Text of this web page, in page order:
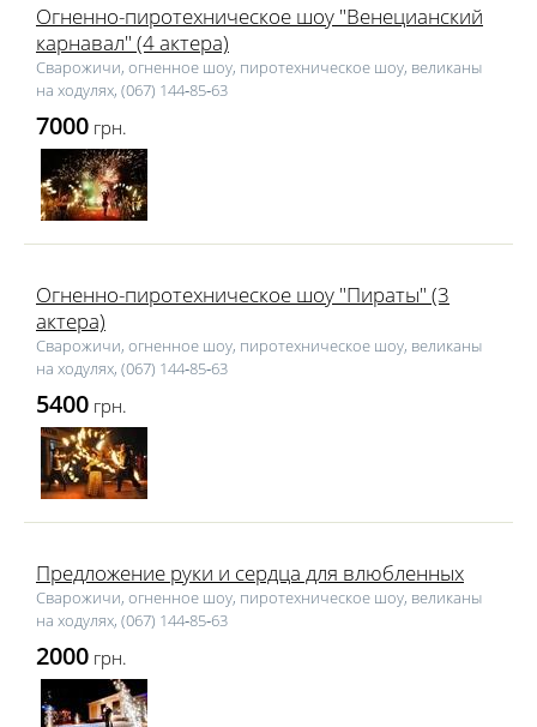
Огненно-пиротехническое шоу "Венецианский
карнавал" (4 актера)
Сварожичи, огненное шоу, пиротехническое шоу, великаны
на ходулях, (067) 144‑85‑63
7000 грн.
Огненно-пиротехническое шоу "Пираты" (3
актера)
Сварожичи, огненное шоу, пиротехническое шоу, великаны
на ходулях, (067) 144‑85‑63
5400 грн.
Предложение руки и сердца для влюбленных
Сварожичи, огненное шоу, пиротехническое шоу, великаны
на ходулях, (067) 144‑85‑63
2000 грн.